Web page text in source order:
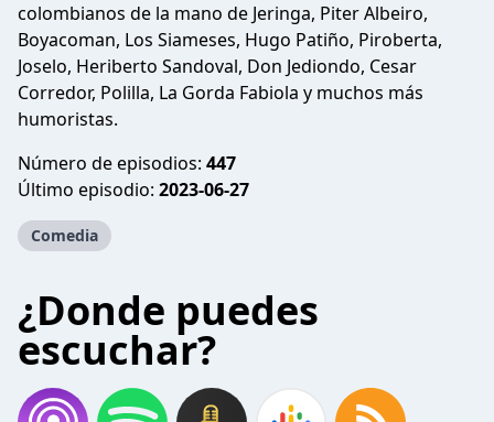
colombianos de la mano de Jeringa, Piter Albeiro,
Boyacoman, Los Siameses, Hugo Patiño, Piroberta,
Joselo, Heriberto Sandoval, Don Jediondo, Cesar
Corredor, Polilla, La Gorda Fabiola y muchos más
humoristas.
Número de episodios: 447
Último episodio: 2023-06-27
Comedia
¿Donde puedes
escuchar?